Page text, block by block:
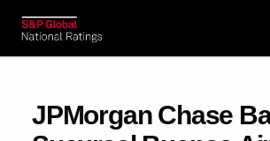
JPMorgan Chase